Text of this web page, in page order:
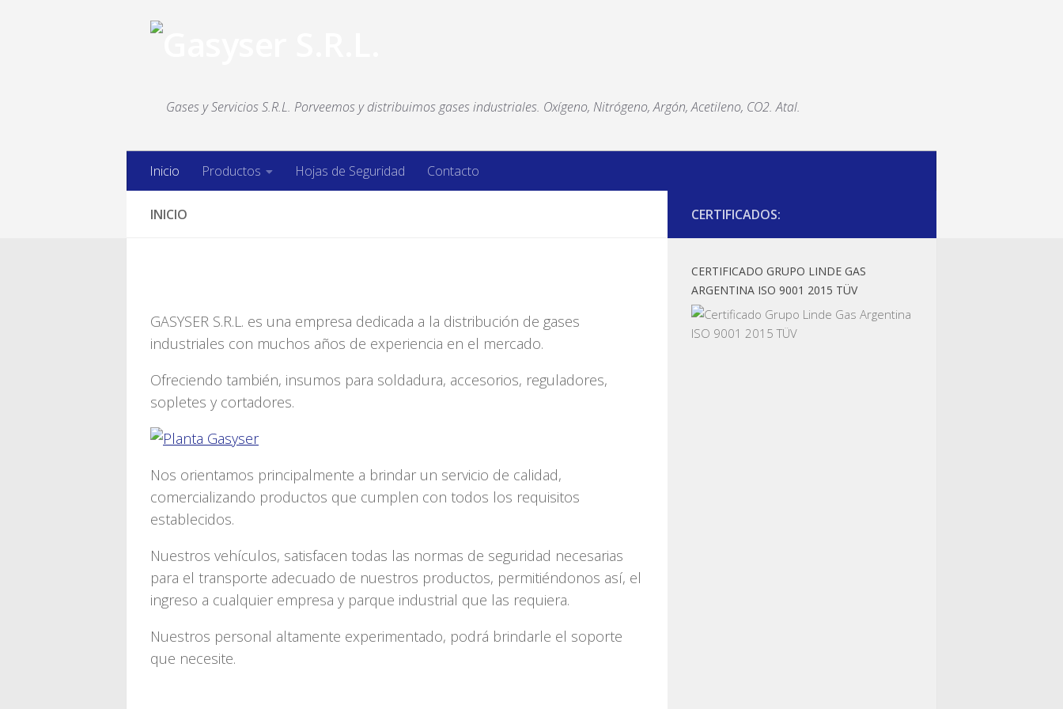
Gases y Servicios S.R.L. Porveemos y distribuimos gases industriales. Oxígeno, Nitrógeno, Argón, Acetileno, CO2. Atal.
Inicio Productos Hojas de Seguridad Contacto
INICIO
GASYSER S.R.L. es una empresa dedicada a la distribución de gases
industriales con muchos años de experiencia en el mercado.
Ofreciendo también, insumos para soldadura, accesorios, reguladores,
sopletes y cortadores.
Nos orientamos principalmente a brindar un servicio de calidad,
comercializando productos que cumplen con todos los requisitos
establecidos.
Nuestros vehículos, satisfacen todas las normas de seguridad necesarias
para el transporte adecuado de nuestros productos, permitiéndonos así, el
ingreso a cualquier empresa y parque industrial que las requiera.
Nuestros personal altamente experimentado, podrá brindarle el soporte
que necesite.
CERTIFICADOS:
CERTIFICADO GRUPO LINDE GAS
ARGENTINA ISO 9001 2015 TÜV